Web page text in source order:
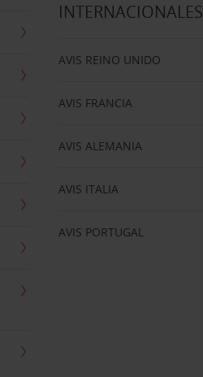
INTERNACIONALES
AVIS REINO UNIDO
AVIS FRANCIA
AVIS ALEMANIA
AVIS ITALIA
AVIS PORTUGAL